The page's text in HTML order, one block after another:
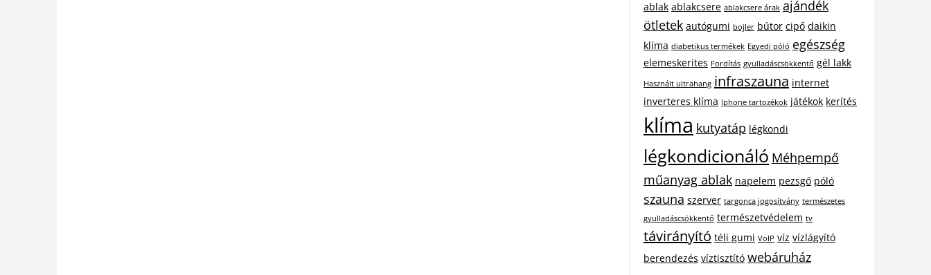
ablak ablakcsere ablakcsere árak ajándék
ötletek autógumi bojler bútor cipő daikin
klíma diabetikus termékek Egyedi póló egészség
elemeskerites Fordítás gyulladáscsökkentő gél lakk
Használt ultrahang infraszauna internet
inverteres klíma Iphone tartozékok játékok kerítés
klíma kutyatáp légkondi
légkondicionáló Méhpempő
műanyag ablak napelem pezsgő póló
szauna szerver targonca jogosítvány természetes
gyulladáscsökkentő természetvédelem tv
távirányító téli gumi VoIP víz vízlágyító
berendezés víztisztító webáruház